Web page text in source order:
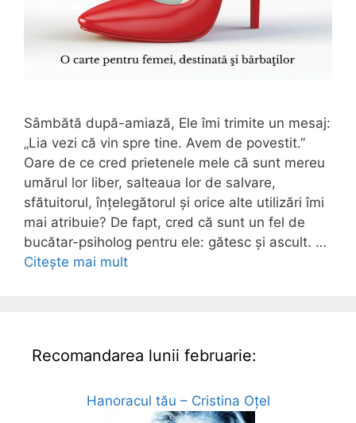
Sâmbătă după-amiază, Ele îmi trimite un mesaj:
„Lia vezi că vin spre tine. Avem de povestit.”
Oare de ce cred prietenele mele că sunt mereu
umărul lor liber, salteaua lor de salvare,
sfătuitorul, înțelegătorul și orice alte utilizări îmi
mai atribuie? De fapt, cred că sunt un fel de
bucătar-psiholog pentru ele: gătesc și ascult. …
Citește mai mult
Recomandarea lunii februarie:
Hanoracul tău – Cristina Oțel